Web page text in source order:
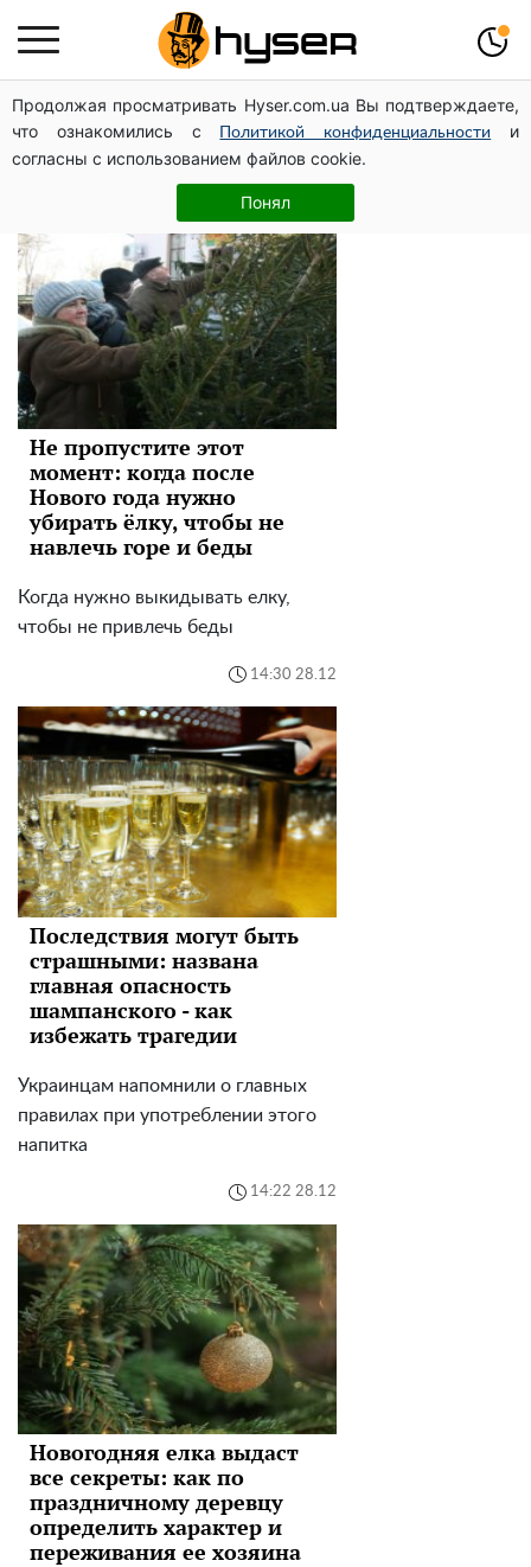
Продолжая просматривать Hyser.com.ua Вы подтверждаете,
что ознакомились с
Политикой конфиденциальности
и
согласны с использованием файлов cookie.
Понял
новый год
Не пропустите этот
момент: когда после
Нового года нужно
убирать ёлку, чтобы не
навлечь горе и беды
Когда нужно выкидывать елку,
чтобы не привлечь беды
14:30 28.12
Последствия могут быть
страшными: названа
главная опасность
шампанского - как
избежать трагедии
Украинцам напомнили о главных
правилах при употреблении этого
напитка
14:22 28.12
Новогодняя елка выдаст
все секреты: как по
праздничному деревцу
определить характер и
переживания ее хозяина